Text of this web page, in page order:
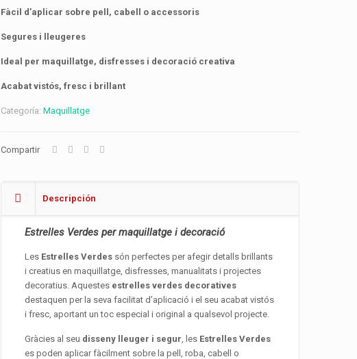
Fàcil d’aplicar sobre pell, cabell o accessoris
Segures i lleugeres
Ideal per maquillatge, disfresses i decoració creativa
Acabat vistós, fresc i brillant
Categoría:Maquillatge
Compartir
Descripción
Estrelles Verdes per maquillatge i decoració
Les Estrelles Verdes són perfectes per afegir detalls brillants
i creatius en maquillatge, disfresses, manualitats i projectes
decoratius. Aquestes estrelles verdes decoratives
destaquen per la seva facilitat d’aplicació i el seu acabat vistós
i fresc, aportant un toc especial i original a qualsevol projecte.
Gràcies al seu disseny lleuger i segur, les Estrelles Verdes
es poden aplicar fàcilment sobre la pell, roba, cabell o